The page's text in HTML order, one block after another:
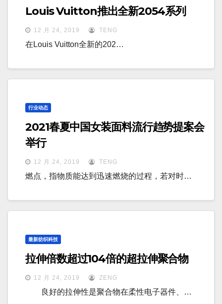
Louis Vuitton推出全新2054系列
12 月 24, 2019 TENG
在Louis Vuitton全新的202…
行业动态
2021春夏中国女装面料流行趋势提案会
举行
12 月 24, 2019 TENG
燃点，指物质能达到迅速燃烧的过程，若对时…
最新纺织科技
拉伸倍数超过104倍的超拉伸聚合物
12 月 24, 2019 ZENG
良好的拉伸性是聚合物在柔性电子器件、…